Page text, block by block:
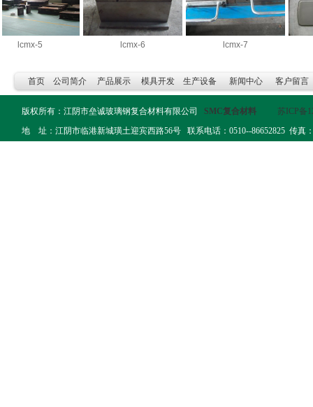
lcmx-5 lcmx-6 lcmx-7
首页 公司简介 产品展示 模具开发 生产设备 新闻中心 客户留言
版权所有：江阴市垒诚玻璃钢复合材料有限公司 SMC复合材料
苏ICP备
地 址：江阴市临港新城璜土迎宾西路56号 联系电话：0510--86652825 传真